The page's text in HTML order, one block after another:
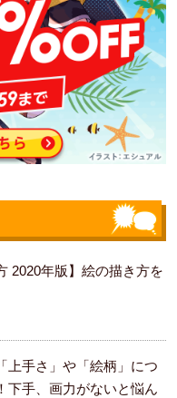
2020年版】絵の描き方を
上手さ」や「絵柄」につ
下手、画力がないと悩ん